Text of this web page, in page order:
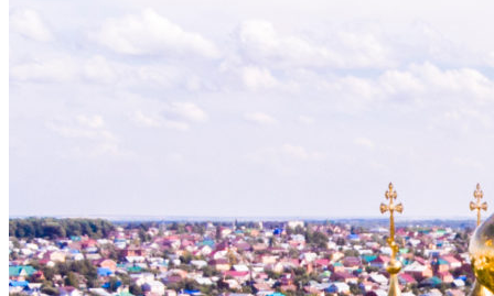
МИТРОПОЛИТ ЧЕБОКСАРСКИЙ И
СВЯЩЕННОСЛУЖИТЕЛИ
ТАИНСТВО И ТРЕБЫ